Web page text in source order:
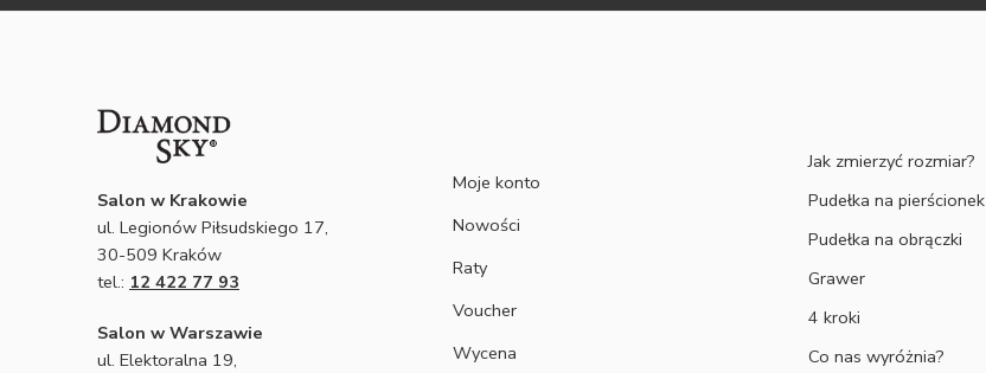
Salon w Krakowie
ul. Legionów Piłsudskiego 17,
30-509 Kraków
tel.: 12 422 77 93
Salon w Warszawie
ul. Elektoralna 19,
Moje konto
Nowości
Raty
Voucher
Wycena
Jak zmierzyć rozmiar?
Pudełka na pierścionek
Pudełka na obrączki
Grawer
4 kroki
Co nas wyróżnia?